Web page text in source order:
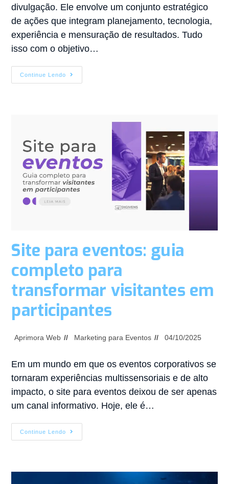
divulgação. Ele envolve um conjunto estratégico
de ações que integram planejamento, tecnologia,
experiência e mensuração de resultados. Tudo
isso com o objetivo…
Continue Lendo
Site para eventos: guia
completo para
transformar visitantes em
participantes
Aprimora Web Marketing para Eventos 04/10/2025
Em um mundo em que os eventos corporativos se
tornaram experiências multissensoriais e de alto
impacto, o site para eventos deixou de ser apenas
um canal informativo. Hoje, ele é…
Continue Lendo